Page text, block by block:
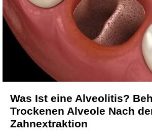
Was Ist eine Alveolitis?
Trockenen Alveole Nach
Zahnextraktion